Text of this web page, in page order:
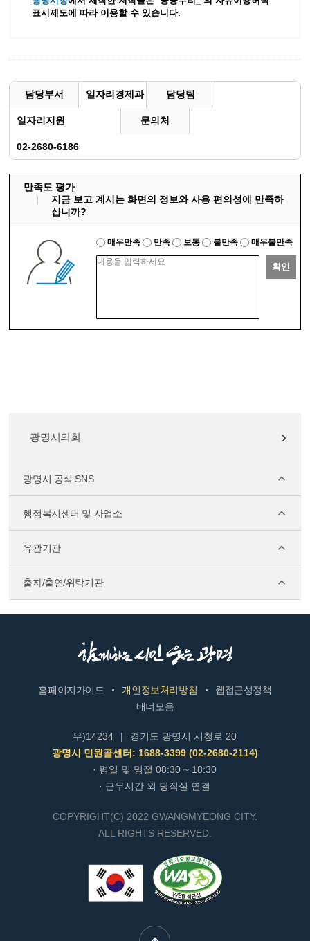
표시제도에 따라 이용할 수 있습니다.
담당부서 일자리경제과 담당팀
일자리지원 문의처
02-2680-6186
만족도 평가
지금 보고 계시는 화면의 정보와 사용 편의성에 만족하
십니까?
매우만족 만족 보통 불만족 매우불만족
확인
광명시의회
광명시 공식 SNS
행정복지센터 및 사업소
유관기관
출자/출연/위탁기관
홈페이지가이드 개인정보처리방침
웹접근성정책
배너모음
우)14234 |
경기도 광명시 시청로 20
광명시 민원콜센터: 1688-3399 (02-2680-2114)
· 평일 및 명절 08:30 ~ 18:30
· 근무시간 외 당직실 연결
COPYRIGHT(C) 2022 GWANGMYEONG CITY.
ALL RIGHTS RESERVED.